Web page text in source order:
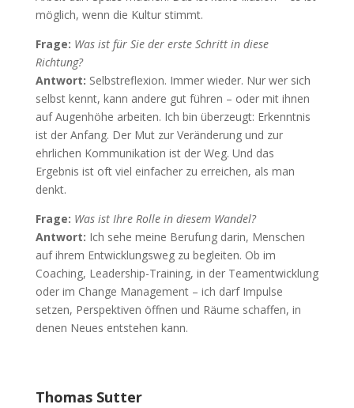
möglich, wenn die Kultur stimmt.
Frage: Was ist für Sie der erste Schritt in diese
Richtung?
Antwort: Selbstreflexion. Immer wieder. Nur wer sich
selbst kennt, kann andere gut führen – oder mit ihnen
auf Augenhöhe arbeiten. Ich bin überzeugt: Erkenntnis
ist der Anfang. Der Mut zur Veränderung und zur
ehrlichen Kommunikation ist der Weg. Und das
Ergebnis ist oft viel einfacher zu erreichen, als man
denkt.
Frage: Was ist Ihre Rolle in diesem Wandel?
Antwort: Ich sehe meine Berufung darin, Menschen
auf ihrem Entwicklungsweg zu begleiten. Ob im
Coaching, Leadership-Training, in der Teamentwicklung
oder im Change Management – ich darf Impulse
setzen, Perspektiven öffnen und Räume schaffen, in
denen Neues entstehen kann.
Thomas Sutter